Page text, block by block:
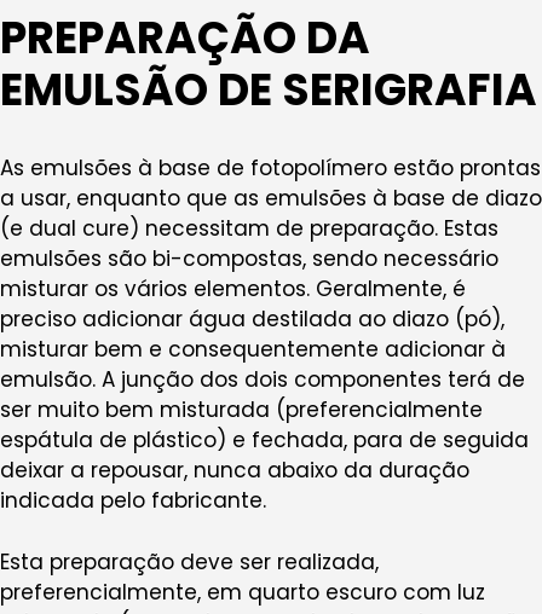
PREPARAÇÃO DA
EMULSÃO DE SERIGRAFIA
As emulsões à base de fotopolímero estão prontas
a usar, enquanto que as emulsões à base de diazo
(e dual cure) necessitam de preparação. Estas
emulsões são bi-compostas, sendo necessário
misturar os vários elementos. Geralmente, é
preciso adicionar água destilada ao diazo (pó),
misturar bem e consequentemente adicionar à
emulsão. A junção dos dois componentes terá de
ser muito bem misturada (preferencialmente
espátula de plástico) e fechada, para de seguida
deixar a repousar, nunca abaixo da duração
indicada pelo fabricante.
Esta preparação deve ser realizada,
preferencialmente, em quarto escuro com luz